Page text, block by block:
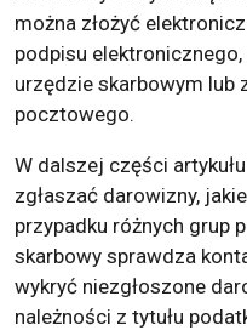
można złożyć
podpisu
urzędzie skarbowym lub
pocztowego.
W dalszej części
zgłaszać darowizny,
przypadku różnych grup
skarbowy sprawdza
wykryć niezgłoszone
należności z tytułu